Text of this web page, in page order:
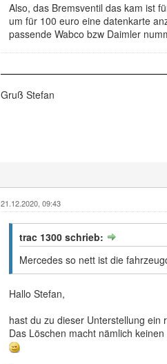
Also, das Bremsventil das kam ist
um für 100 euro eine datenkarte
passende Wabco bzw Daimler
Gruß Stefan
21.12.2020, 09:43
trac 1300 schrieb:
Mercedes so nett ist die
Hallo Stefan,
hast du zu dieser Unterstellung ein
Das Löschen macht nämlich